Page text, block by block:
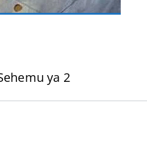
ya 2